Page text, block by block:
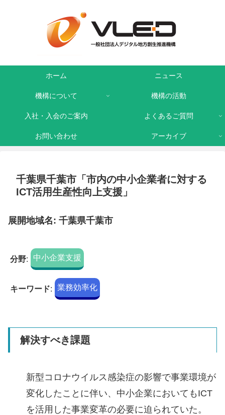
ホーム ニュース
機構について 機構の活動
入社・入会のご案内 よくあるご質問
お問い合わせ アーカイブ
千葉県千葉市「市内の中小企業者に対する
ICT活用生産性向上支援」
展開地域名: 千葉県千葉市
分野: 中小企業支援
キーワード: 業務効率化
解決すべき課題
新型コロナウイルス感染症の影響で事業環境が
変化したことに伴い、中小企業においてもICT
を活用した事業変革の必要に迫られていた。